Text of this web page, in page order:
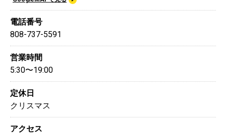
電話番号
808-737-5591
営業時間
5:30〜19:00
定休日
クリスマス
アクセス